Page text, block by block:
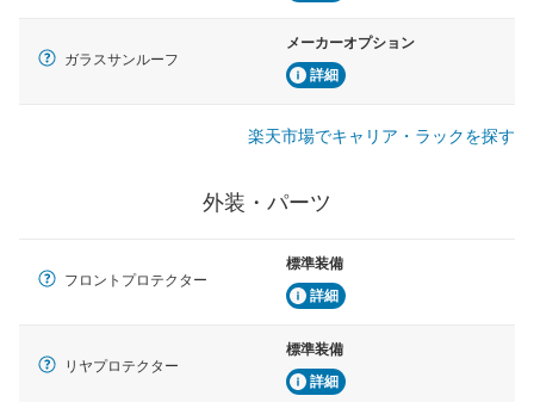
ガラスサンルーフ
メーカーオプション
詳細
楽天市場でキャリア・ラックを探す
外装・パーツ
フロントプロテクター
標準装備
詳細
リヤプロテクター
標準装備
詳細